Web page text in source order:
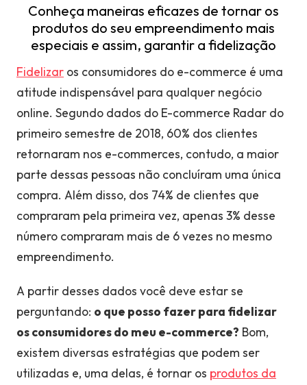
Conheça maneiras eficazes de tornar os
produtos do seu empreendimento mais
especiais e assim, garantir a fidelização
Fidelizar os consumidores do e-commerce é uma
atitude indispensável para qualquer negócio
online. Segundo dados do E-commerce Radar do
primeiro semestre de 2018, 60% dos clientes
retornaram nos e-commerces, contudo, a maior
parte dessas pessoas não concluíram uma única
compra. Além disso, dos 74% de clientes que
compraram pela primeira vez, apenas 3% desse
número compraram mais de 6 vezes no mesmo
empreendimento.
A partir desses dados você deve estar se
perguntando: o que posso fazer para fidelizar
os consumidores do meu e-commerce? Bom,
existem diversas estratégias que podem ser
utilizadas e, uma delas, é tornar os produtos da